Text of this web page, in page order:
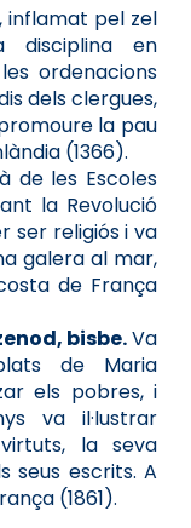
inflamat pel zel
disciplina en
ordenacions
dels clergues,
la pau
(1366).
de les Escoles
la Revolució
ser religiós i va
galera al mar,
de França
bisbe.Va
de Maria
els pobres, i
va il·lustrar
la seva
seus escrits. A
(1861).